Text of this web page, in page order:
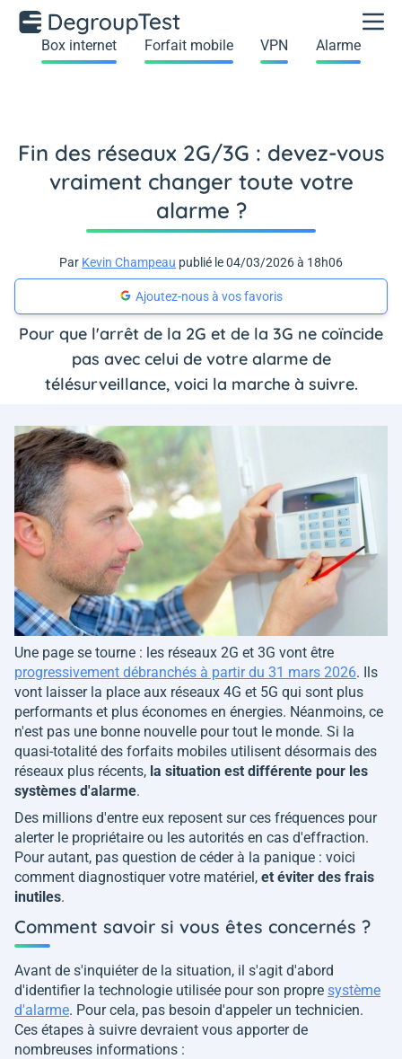
Box internet Forfait mobile VPN Alarme
Fin des réseaux 2G/3G : devez-vous
vraiment changer toute votre
alarme ?
Par Kevin Champeau publié le 04/03/2026 à 18h06
Ajoutez-nous à vos favoris
Pour que l'arrêt de la 2G et de la 3G ne coïncide
pas avec celui de votre alarme de
télésurveillance, voici la marche à suivre.
Une page se tourne : les réseaux 2G et 3G vont être
progressivement débranchés à partir du 31 mars 2026. Ils
vont laisser la place aux réseaux 4G et 5G qui sont plus
performants et plus économes en énergies. Néanmoins, ce
n'est pas une bonne nouvelle pour tout le monde. Si la
quasi-totalité des forfaits mobiles utilisent désormais des
réseaux plus récents, la situation est différente pour les
systèmes d'alarme.
Des millions d'entre eux reposent sur ces fréquences pour
alerter le propriétaire ou les autorités en cas d'effraction.
Pour autant, pas question de céder à la panique : voici
comment diagnostiquer votre matériel, et éviter des frais
inutiles.
Comment savoir si vous êtes concernés ?
Avant de s'inquiéter de la situation, il s'agit d'abord
d'identifier la technologie utilisée pour son propre système
d'alarme. Pour cela, pas besoin d'appeler un technicien.
Ces étapes à suivre devraient vous apporter de
nombreuses informations :